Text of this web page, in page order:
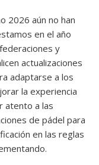
2026 aún no han
en el año
y
actualizaciones
adaptarse a los
la experiencia
atento a las
de pádel para
en las reglas